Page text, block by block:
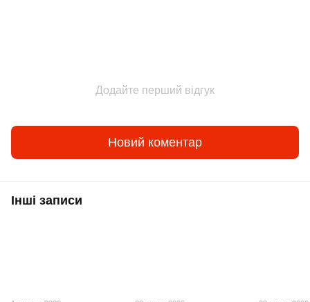
Додайте перший відгук
Новий коментар
Інші записи